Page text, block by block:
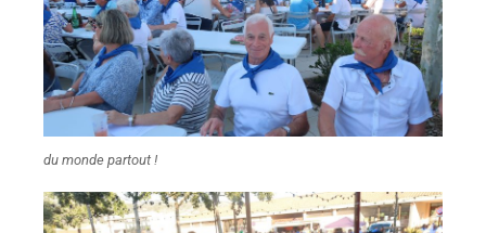
du monde partout !